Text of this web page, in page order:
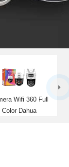
Wifi 360 Full
Color Dahua